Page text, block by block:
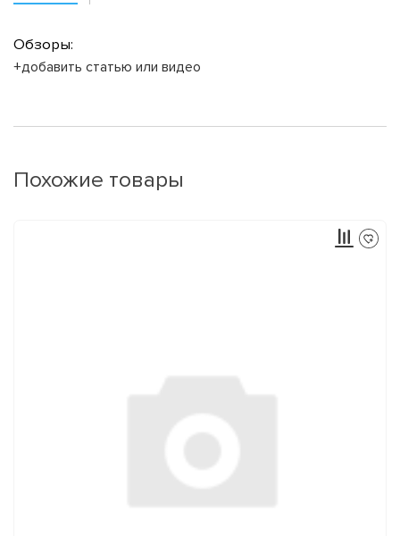
Обзоры:
+добавить статью или видео
Похожие товары